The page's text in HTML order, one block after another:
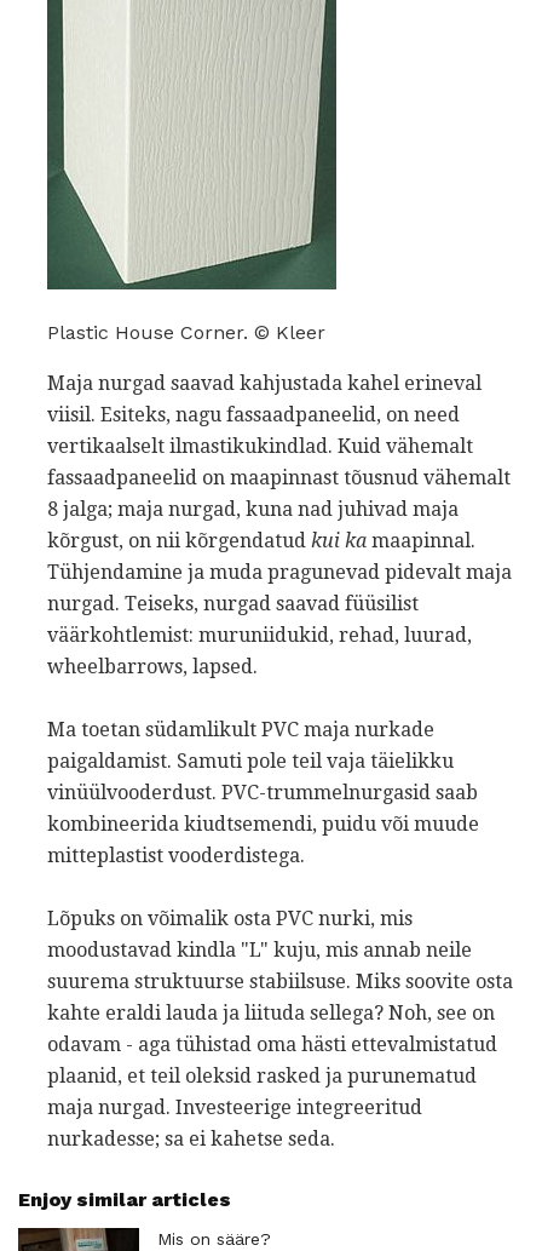
Plastic House Corner. © Kleer
Maja nurgad saavad kahjustada kahel erineval
viisil. Esiteks, nagu fassaadpaneelid, on need
vertikaalselt ilmastikukindlad. Kuid vähemalt
fassaadpaneelid on maapinnast tõusnud vähemalt
8 jalga; maja nurgad, kuna nad juhivad maja
kõrgust, on nii kõrgendatud kui ka maapinnal.
Tühjendamine ja muda pragunevad pidevalt maja
nurgad. Teiseks, nurgad saavad füüsilist
väärkohtlemist: muruniidukid, rehad, luurad,
wheelbarrows, lapsed.
Ma toetan südamlikult PVC maja nurkade
paigaldamist. Samuti pole teil vaja täielikku
vinüülvooderdust. PVC-trummelnurgasid saab
kombineerida kiudtsemendi, puidu või muude
mitteplastist vooderdistega.
Lõpuks on võimalik osta PVC nurki, mis
moodustavad kindla "L" kuju, mis annab neile
suurema struktuurse stabiilsuse. Miks soovite osta
kahte eraldi lauda ja liituda sellega? Noh, see on
odavam - aga tühistad oma hästi ettevalmistatud
plaanid, et teil oleksid rasked ja purunematud
maja nurgad. Investeerige integreeritud
nurkadesse; sa ei kahetse seda.
Enjoy similar articles
Mis on sääre?